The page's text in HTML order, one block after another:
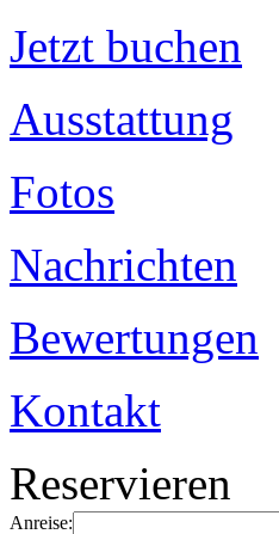
Jetzt buchen
Ausstattung
Fotos
Nachrichten
Bewertungen
Kontakt
Reservieren
Anreise: